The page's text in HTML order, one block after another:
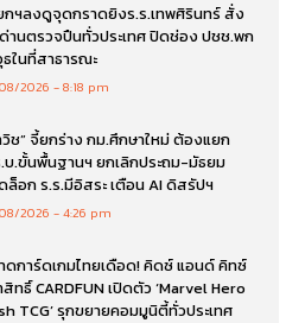
กฯลงดูจุดกราดยิงร.ร.เทพศิรินทร์ สั่ง
านตรวจปืนทั่วประเทศ ปิดช่อง ปชช.พก
ธในที่สาธารณะ
2026 8:18 pm
วิช” จี้ยกร่าง กม.ศึกษาใหม่ ต้องแยก
บ.ขั้นพื้นฐานฯ ยกเลิกประถม-มัธยม
ล็อก ร.ร.มีอิสระ เตือน AI ดิสรัปฯ
2026 4:26 pm
ดการ์ดเกมไทยเดือด! คิดซ์ แอนด์ คิทซ์
ทธิ์ CARDFUN เปิดตัว ‘Marvel Hero
TCG’ รุกขยายคอมมูนิตี้ทั่วประเทศ